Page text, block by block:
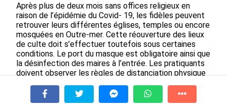
le 07/08/2026
Après 5 ans à la SARA aux Antilles,
Olivier Cotta prend la direction
générale de...
le 05/08/2026
En juin 2026, les prix à la
consommation diminuent à
À la une Tv Radio A Propos
Après plus de deux mois sans offices religieux en
raison de l’épidémie du Covid- 19, les fidèles peuvent
retrouver leurs différentes églises, temples ou encore
mosquées en Outre-mer. Cette réouverture des lieux
de culte doit s’effectuer toutefois sous certaines
conditions. Le port du masque est obligatoire ainsi que
la désinfection des maires à l’entrée. Les pratiquants
doivent observer les règles de distanciation physique
En Guyane, Monseigneur Laffont s’est dit davantage